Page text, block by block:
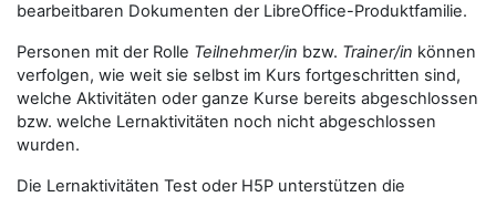
bearbeitbaren Dokumenten der LibreOffice-Produktfamilie.
Personen mit der Rolle Teilnehmer/in bzw. Trainer/in können
verfolgen, wie weit sie selbst im Kurs fortgeschritten sind,
welche Aktivitäten oder ganze Kurse bereits abgeschlossen
bzw. welche Lernaktivitäten noch nicht abgeschlossen
wurden.
Die Lernaktivitäten Test oder H5P unterstützen die